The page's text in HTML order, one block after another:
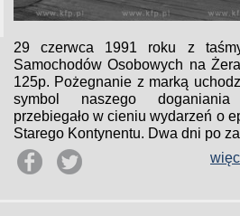
29 czerwca 1991 roku z
Samochodów Osobowych na
125p. Pożegnanie z marką
symbol naszego
przebiegało w cieniu wydarzeń o
Starego Kontynentu. Dwa dni po